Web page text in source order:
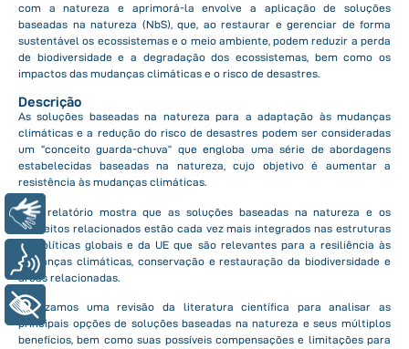
com a natureza e aprimorá-la envolve a aplicação de soluções
baseadas na natureza (NbS), que, ao restaurar e gerenciar de forma
sustentável os ecossistemas e o meio ambiente, podem reduzir a perda
de biodiversidade e a degradação dos ecossistemas, bem como os
impactos das mudanças climáticas e o risco de desastres.
Descrição
As soluções baseadas na natureza para a adaptação às mudanças
climáticas e a redução do risco de desastres podem ser consideradas
um “conceito guarda-chuva” que engloba uma série de abordagens
estabelecidas baseadas na natureza, cujo objetivo é aumentar a
resistência às mudanças climáticas.
Este relatório mostra que as soluções baseadas na natureza e os
conceitos relacionados estão cada vez mais integrados nas estruturas
de políticas globais e da UE que são relevantes para a resiliência às
mudanças climáticas, conservação e restauração da biodiversidade e
áreas relacionadas.
Realizamos uma revisão da literatura científica para analisar as
principais opções de soluções baseadas na natureza e seus múltiplos
benefícios, bem como suas possíveis compensações e limitações para
Libras
Voz
+ Acessibilidade